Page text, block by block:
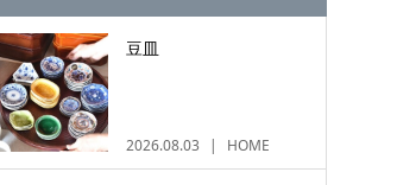
豆皿
2026.08.03 HOME